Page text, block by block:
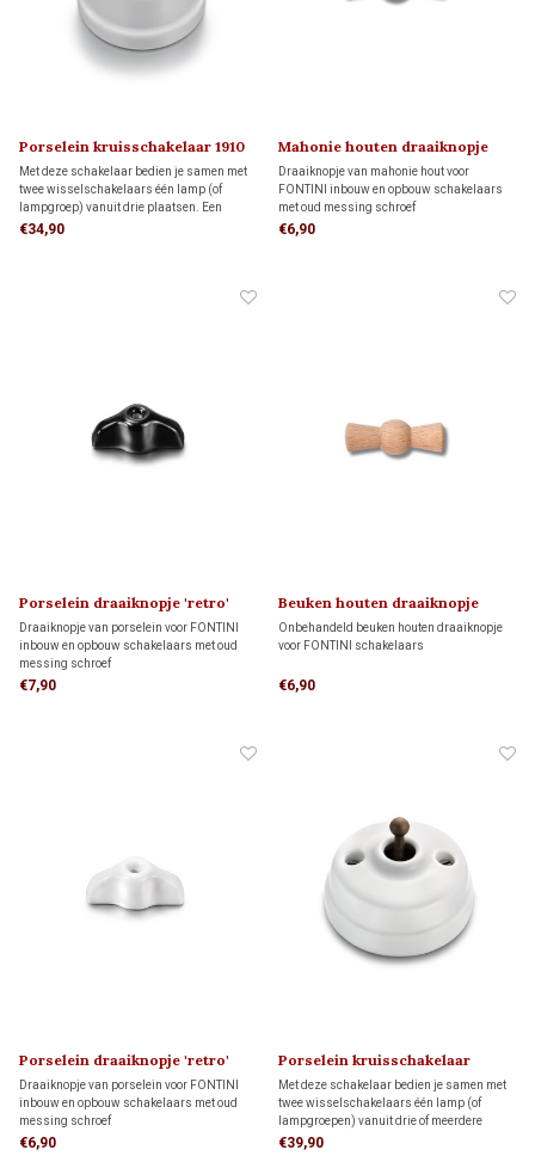
Porselein kruisschakelaar 1910
Met deze schakelaar bedien je samen met
twee wisselschakelaars één lamp (of
lampgroep) vanuit drie plaatsen. Een
bijbehorend draaiknopje bestel je hieronder
€34,90
Mahonie houten draaiknopje
'klassiek' 1910
Draaiknopje van mahonie hout voor
FONTINI inbouw en opbouw schakelaars
met oud messing schroef
€6,90
Porselein draaiknopje 'retro'
1910
Draaiknopje van porselein voor FONTINI
inbouw en opbouw schakelaars met oud
messing schroef
€7,90
Beuken houten draaiknopje
'klassiek' 1910
Onbehandeld beuken houten draaiknopje
voor FONTINI schakelaars
€6,90
Porselein draaiknopje 'retro'
1910
Draaiknopje van porselein voor FONTINI
inbouw en opbouw schakelaars met oud
messing schroef
€6,90
Porselein kruisschakelaar
Met deze schakelaar bedien je samen met
twee wisselschakelaars één lamp (of
lampgroepen) vanuit drie of meerdere
plaatsen. Een kruisschakeling is een
€39,90